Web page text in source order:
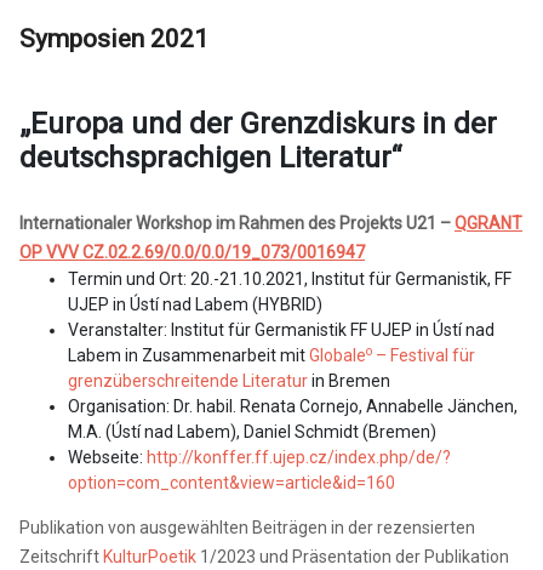
Symposien 2021
„Europa und der Grenzdiskurs in der
deutschsprachigen Literatur“
Internationaler Workshop im Rahmen des ProjektsU21 –QGRANT
OP VVV CZ.02.2.69/0.0/0.0/19_073/0016947
Termin und Ort: 20.-21.10.2021, Institut für Germanistik, FF
UJEP in Ústí nad Labem (HYBRID)
Veranstalter: Institut für Germanistik FF UJEP in Ústí nad
Labem in Zusammenarbeit mitGlobaleo – Festival für
grenzüberschreitende Literaturin Bremen
Organisation: Dr. habil. Renata Cornejo, Annabelle Jänchen,
M.A. (Ústí nad Labem), Daniel Schmidt (Bremen)
Webseite: http://konffer.ff.ujep.cz/index.php/de/?
option=com_content&view=article&id=160
Publikation von ausgewählten Beiträgen in der rezensierten
Zeitschrift KulturPoetik 1/2023 und Präsentation der Publikation